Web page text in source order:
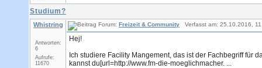
Studium?
Whistring
Antworten:
6
Aufrufe:
11670
Forum: Freizeit & Community Verfasst am: 25.10.2016,
Hej!
Ich studiere Facility Mangement, das ist der Fachbegriff für
kannst du[url=http://www.fm-die-moeglichmacher. ...